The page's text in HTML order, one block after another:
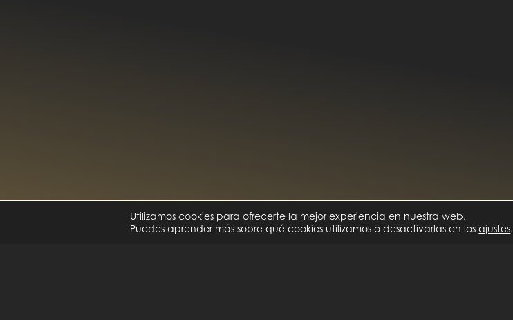
Utilizamos cookies para ofrecerte la mejor experiencia en nuestra web.
Puedes aprender más sobre qué cookies utilizamos o desactivarlas en losajustes.